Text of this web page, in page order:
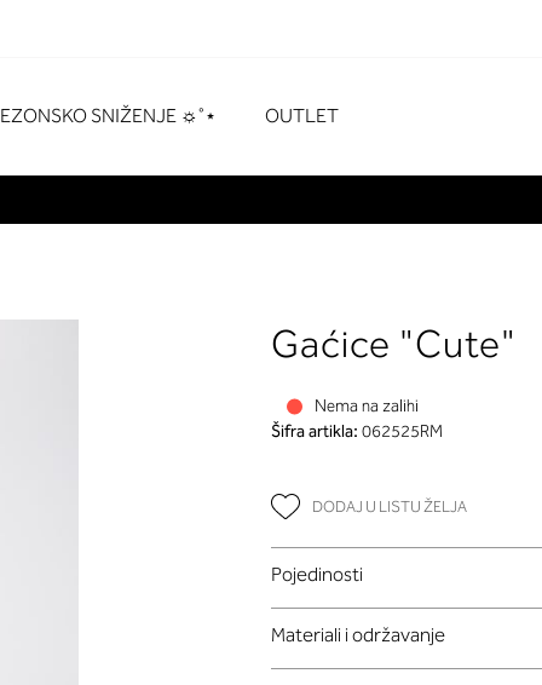
SNIŽENJE ☼˚⋆ OUTLET
Gaćice "Cute"
Nema na zalihi
Šifra artikla: 062525RM
DODAJ U LISTU ŽELJA
Pojedinosti
Materiali i održavanje